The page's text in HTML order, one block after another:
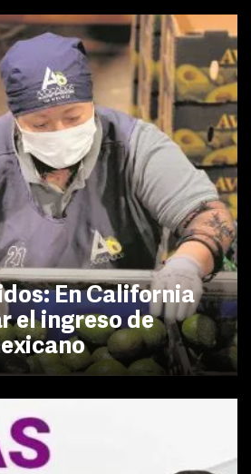
En California
el ingreso de